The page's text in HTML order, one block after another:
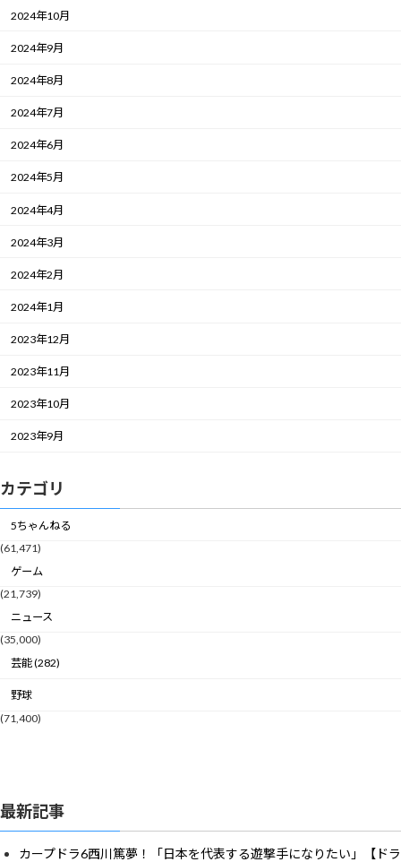
2024年10月
2024年9月
2024年8月
2024年7月
2024年6月
2024年5月
2024年4月
2024年3月
2024年2月
2024年1月
2023年12月
2023年11月
2023年10月
2023年9月
カテゴリ
5ちゃんねる
(61,471)
ゲーム
(21,739)
ニュース
(35,000)
芸能 (282)
野球
(71,400)
最新記事
カープドラ6西川篤夢！「日本を代表する遊撃手になりたい」【ドラ